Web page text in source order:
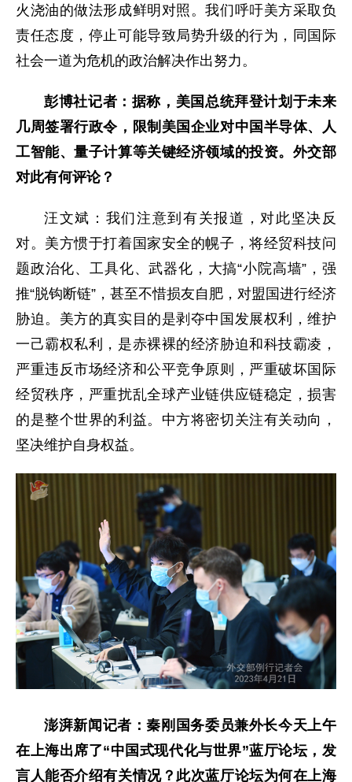
火浇油的做法形成鲜明对照。我们呼吁美方采取负
责任态度，停止可能导致局势升级的行为，同国际
社会一道为危机的政治解决作出努力。
彭博社记者：据称，美国总统拜登计划于未来
几周签署行政令，限制美国企业对中国半导体、人
工智能、量子计算等关键经济领域的投资。外交部
对此有何评论？
汪文斌：我们注意到有关报道，对此坚决反
对。美方惯于打着国家安全的幌子，将经贸科技问
题政治化、工具化、武器化，大搞“小院高墙”，强
推“脱钩断链”，甚至不惜损友自肥，对盟国进行经济
胁迫。美方的真实目的是剥夺中国发展权利，维护
一己霸权私利，是赤裸裸的经济胁迫和科技霸凌，
严重违反市场经济和公平竞争原则，严重破坏国际
经贸秩序，严重扰乱全球产业链供应链稳定，损害
的是整个世界的利益。中方将密切关注有关动向，
坚决维护自身权益。
澎湃新闻记者：秦刚国务委员兼外长今天上午
在上海出席了“中国式现代化与世界”蓝厅论坛，发
言人能否介绍有关情况？此次蓝厅论坛为何在上海